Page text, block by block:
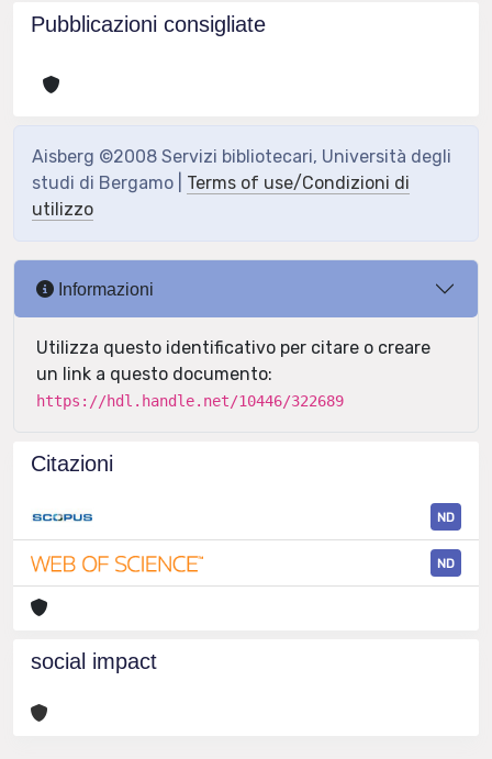
Pubblicazioni consigliate
Aisberg ©2008 Servizi bibliotecari, Università degli
studi di Bergamo | Terms of use/Condizioni di
utilizzo
Informazioni
Utilizza questo identificativo per citare o creare
un link a questo documento:
https://hdl.handle.net/10446/322689
Citazioni
ND
ND
social impact